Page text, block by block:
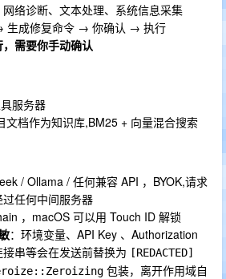
络诊断、文本处理、系统信息采集
生成修复命令 → 你确认 → 执行
需要你手动确认
服务器
文档作为知识库,BM25 + 向量混合搜索
/ Ollama / 任何兼容 API ，BYOK,请求
任何中间服务器
，macOS 可以用 Touch ID 解锁
：环境变量、API Key 、Authorization
串等会在发送前替换为 [REDACTED]
包装，离开作用域自